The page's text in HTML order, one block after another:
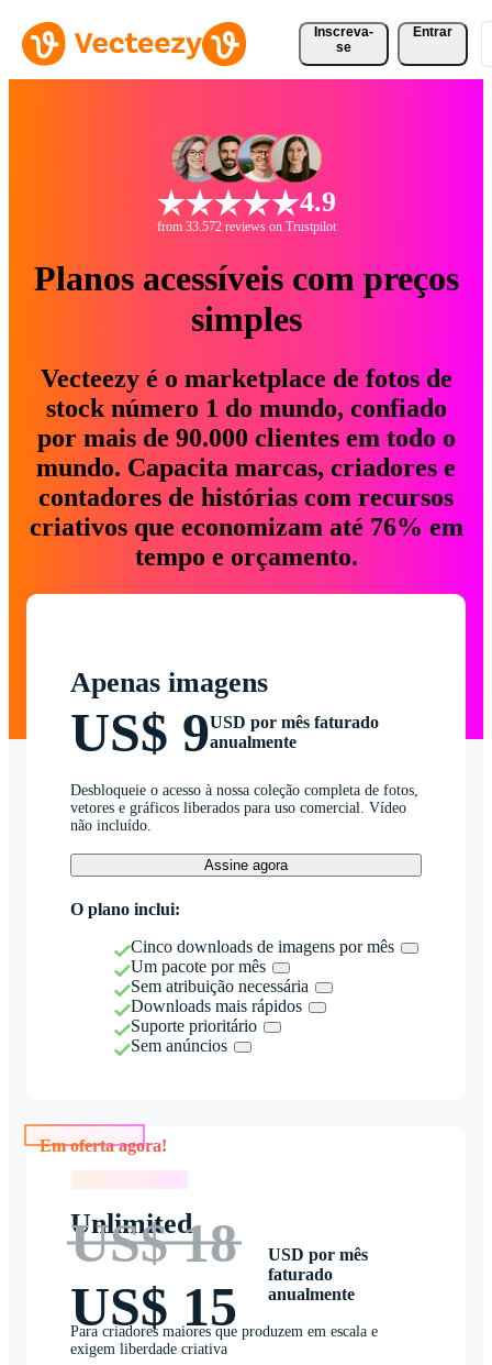
Inscreva-
se
Entrar
4.9
from 33.572 reviews on Trustpilot
Planos acessíveis com preços
simples
Vecteezy é o marketplace de fotos de
stock número 1 do mundo, confiado
por mais de 90.000 clientes em todo o
mundo. Capacita marcas, criadores e
contadores de histórias com recursos
criativos que economizam até 76% em
tempo e orçamento.
Apenas imagens
US$ 9USD por mês faturado
anualmente
Desbloqueie o acesso à nossa coleção completa de fotos,
vetores e gráficos liberados para uso comercial. Vídeo
não incluído.
Assine agora
O plano inclui:
Cinco downloads de imagens por mês
Um pacote por mês
Sem atribuição necessária
Downloads mais rápidos
Suporte prioritário
Sem anúncios
Unlimited
US$ 18
US$ 15
USD por mês
faturado
anualmente
Para criadores maiores que produzem em escala e
exigem liberdade criativa